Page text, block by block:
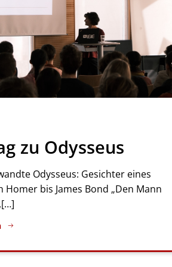
zu Odysseus
Odysseus: Gesichter eines
Homer bis James Bond „Den Mann